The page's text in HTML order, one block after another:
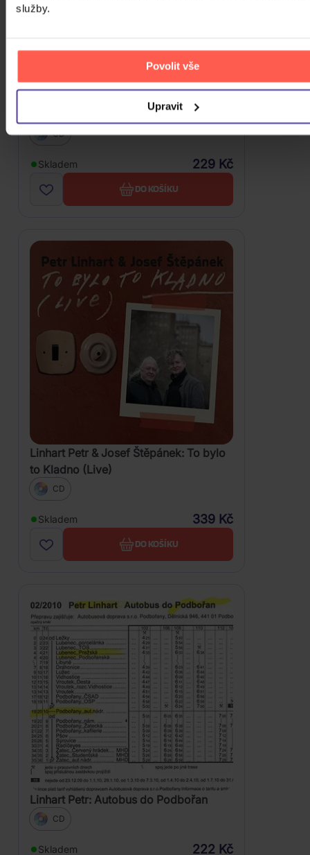
služby.
Povolit vše
Upravit
Linhart Petr: Rozhledna
CD
Skladem 229 Kč
DO KOŠÍKU
Linhart Petr & Josef Štěpánek: To bylo
to Kladno (Live)
CD
Skladem 339 Kč
DO KOŠÍKU
Linhart Petr: Autobus do Podbořan
CD
Skladem 222 Kč